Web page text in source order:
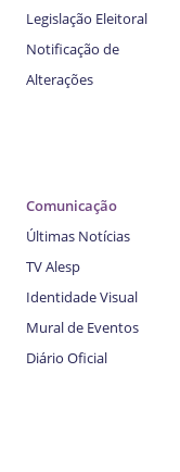
Legislação Eleitoral
Notificação de
Alterações
Comunicação
Últimas Notícias
TV Alesp
Identidade Visual
Mural de Eventos
Diário Oficial